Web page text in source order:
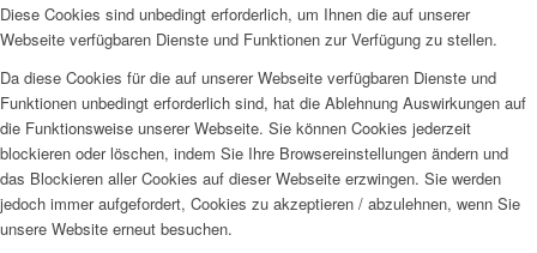
Diese Cookies sind unbedingt erforderlich, um Ihnen die auf unserer
Webseite verfügbaren Dienste und Funktionen zur Verfügung zu stellen.
Da diese Cookies für die auf unserer Webseite verfügbaren Dienste und
Funktionen unbedingt erforderlich sind, hat die Ablehnung Auswirkungen auf
die Funktionsweise unserer Webseite. Sie können Cookies jederzeit
blockieren oder löschen, indem Sie Ihre Browsereinstellungen ändern und
das Blockieren aller Cookies auf dieser Webseite erzwingen. Sie werden
jedoch immer aufgefordert, Cookies zu akzeptieren / abzulehnen, wenn Sie
unsere Website erneut besuchen.